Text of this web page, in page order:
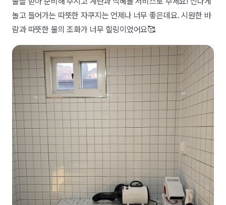
놀고 들어가는 따뜻한 자쿠지는 언제나 너무 좋은데요. 시원한 바
람과 따뜻한 물의 조화가 너무 힐링이었어요🥰